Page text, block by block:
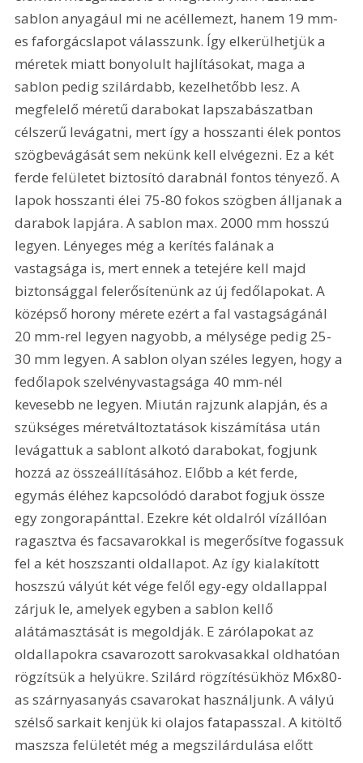
sablon anyagául mi ne acéllemezt, hanem 19 mm-
es faforgácslapot válasszunk. Így elkerülhetjük a
méretek miatt bonyolult hajlításokat, maga a
sablon pedig szilárdabb, kezelhetőbb lesz. A
megfelelő méretű darabokat lapszabászatban
célszerű levágatni, mert így a hosszanti élek pontos
szögbevágását sem nekünk kell elvégezni. Ez a két
ferde felületet biztosító darabnál fontos tényező. A
lapok hosszanti élei 75-80 fokos szögben álljanak a
darabok lapjára. A sablon max. 2000 mm hosszú
legyen. Lényeges még a kerítés falának a
vastagsága is, mert ennek a tetejére kell majd
biztonsággal felerősítenünk az új fedőlapokat. A
középső horony mérete ezért a fal vastagságánál
20 mm-rel legyen nagyobb, a mélysége pedig 25-
30 mm legyen. A sablon olyan széles legyen, hogy a
fedőlapok szelvényvastagsága 40 mm-nél
kevesebb ne legyen. Miután rajzunk alapján, és a
szükséges méretváltoztatások kiszámítása után
levágattuk a sablont alkotó darabokat, fogjunk
hozzá az összeállításához. Előbb a két ferde,
egymás éléhez kapcsolódó darabot fogjuk össze
egy zongorapánttal. Ezekre két oldalról vízállóan
ragasztva és facsavarokkal is megerősítve fogassuk
fel a két hoszszanti oldallapot. Az így kialakított
hoszszú vályút két vége felől egy-egy oldallappal
zárjuk le, amelyek egyben a sablon kellő
alátámasztását is megoldják. E zárólapokat az
oldallapokra csavarozott sarokvasakkal oldhatóan
rögzítsük a helyükre. Szilárd rögzítésükhöz M6x80-
as szárnyasanyás csavarokat használjunk. A vályú
szélső sarkait kenjük ki olajos fatapasszal. A kitöltő
maszsza felületét még a megszilárdulása előtt